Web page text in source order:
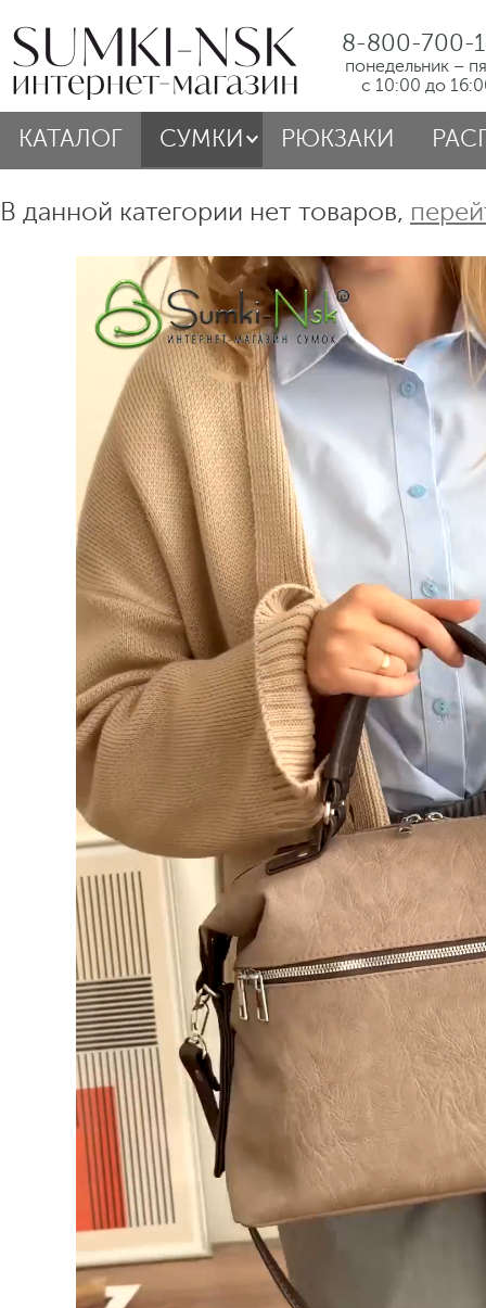
8-800-700-
понедельник –
с 10:00 до
КАТАЛОГ СУМКИ РЮКЗАКИ
В данной категории нет товаров,